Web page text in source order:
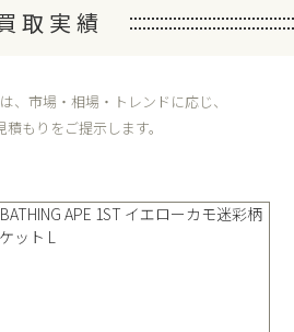
取実績
、市場・相場・トレンドに応じ、
もりをご提示します。